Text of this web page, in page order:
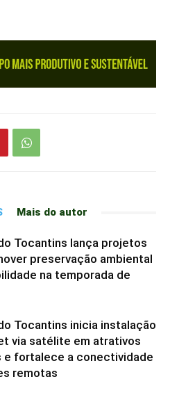
Mais do autor
Tocantins lança projetos
preservação ambiental
na temporada de
Tocantins inicia instalação
via satélite em atrativos
fortalece a conectividade
remotas